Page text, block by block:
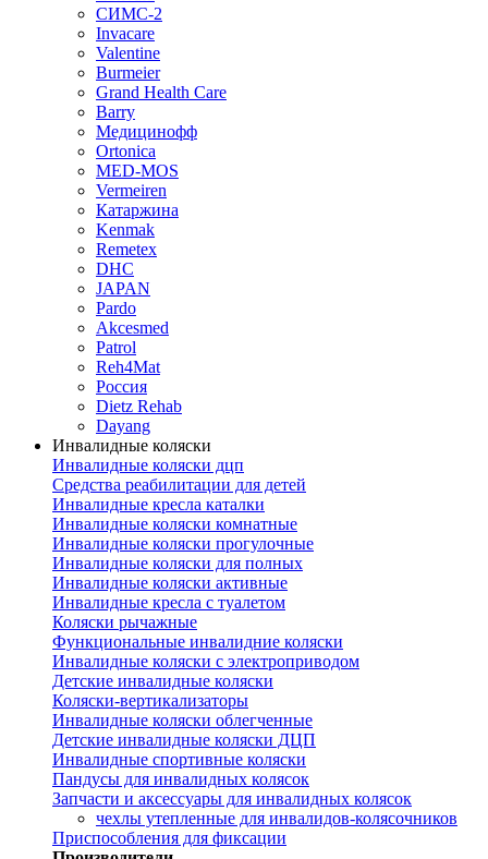
СИМС-2
Invacare
Valentine
Burmeier
Grand Health Care
Barry
Медицинофф
Ortonica
MED-MOS
Vermeiren
Катаржина
Kenmak
Remetex
DHC
JAPAN
Pardo
Akcesmed
Patrol
Reh4Mat
Россия
Dietz Rehab
Dayang
Инвалидные коляски
Инвалидные коляски дцп
Средства реабилитации для детей
Инвалидные кресла каталки
Инвалидные коляски комнатные
Инвалидные коляски прогулочные
Инвалидные коляски для полных
Инвалидные коляски активные
Инвалидные кресла с туалетом
Коляски рычажные
Функциональные инвалидние коляски
Инвалидные коляски с электроприводом
Детские инвалидные коляски
Коляски-вертикализаторы
Инвалидные коляски облегченные
Детские инвалидные коляски ДЦП
Инвалидные спортивные коляски
Пандусы для инвалидных колясок
Запчасти и аксессуары для инвалидных колясок
чехлы утепленные для инвалидов-колясочников
Приспособления для фиксации